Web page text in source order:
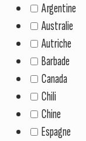
Argentine
Australie
Autriche
Barbade
Canada
Chili
Chine
Espagne